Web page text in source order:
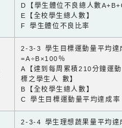
D【學生體位不良總人數
E【全校學生總人數】
F 學生體位不良比率
2-3-3 學生目標運動量平均達
=A÷B×100％
A【達到每周累積210分鐘運
標之學生人 數】
B【全校學生總人數】
C 學生目標運動量平均達成率
2-3-4 學生理想蔬果量平均達